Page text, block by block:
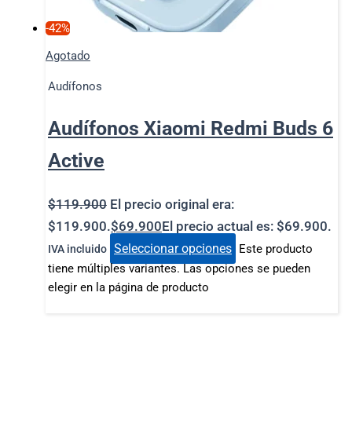
-42%
Agotado
Audífonos
Audífonos Xiaomi Redmi Buds 6
Active
$119.900 El precio original era:
$119.900.$69.900El precio actual es: $69.900.
IVA incluido Seleccionar opciones Este producto
tiene múltiples variantes. Las opciones se pueden
elegir en la página de producto